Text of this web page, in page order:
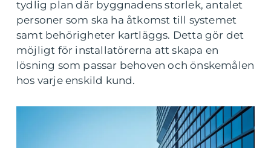
tydlig plan där byggnadens storlek, antalet
personer som ska ha åtkomst till systemet
samt behörigheter kartläggs. Detta gör det
möjligt för installatörerna att skapa en
lösning som passar behoven och önskemålen
hos varje enskild kund.